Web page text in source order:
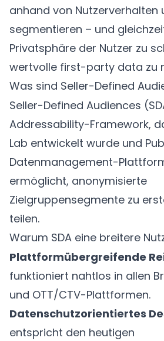
anhand von Nutzerverhalten
segmentieren – und
Privatsphäre der Nutzer zu
wertvolle first-party data zu
Was sind Seller-Defined
Seller-Defined Audiences
Addressability-Framework,
Lab entwickelt wurde und
Datenmanagement-
ermöglicht, anonymisierte
Zielgruppensegmente zu
teilen.
Warum SDA eine breitere
Plattformübergreifende
funktioniert nahtlos in allen
und OTT/CTV-Plattformen.
Datenschutzorientiertes
entspricht den heutigen